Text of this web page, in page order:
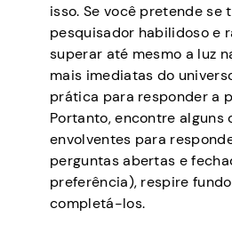
isso. Se você pretende se
pesquisador habilidoso e
superar até mesmo a luz
mais imediatas do
prática para responder a
Portanto, encontre alguns
envolventes para
perguntas abertas e
preferência), respire
completá-los.